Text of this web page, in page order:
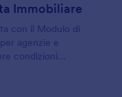
Immobiliare
con il Modulo di
agenzie e
condizioni